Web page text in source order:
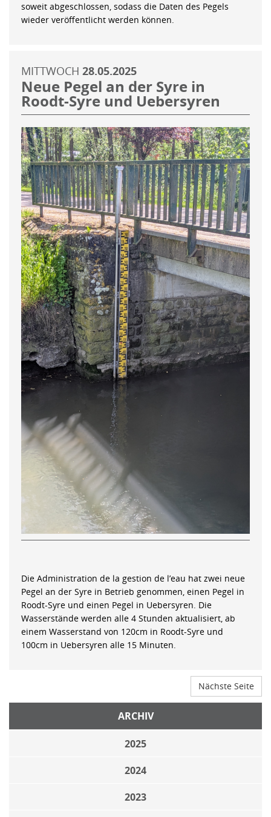
soweit abgeschlossen, sodass die Daten des Pegels
wieder veröffentlicht werden können.
MITTWOCH 28.05.2025
Neue Pegel an der Syre in
Roodt-Syre und Uebersyren
Die Administration de la gestion de l’eau hat zwei neue
Pegel an der Syre in Betrieb genommen, einen Pegel in
Roodt-Syre und einen Pegel in Uebersyren. Die
Wasserstände werden alle 4 Stunden aktualisiert, ab
einem Wasserstand von 120cm in Roodt-Syre und
100cm in Uebersyren alle 15 Minuten.
Nächste Seite
ARCHIV
2025
2024
2023